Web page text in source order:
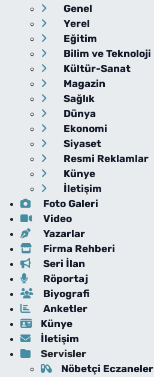
Genel
Yerel
Eğitim
Bilim ve Teknoloji
Kültür-Sanat
Magazin
Sağlık
Dünya
Ekonomi
Siyaset
Resmi Reklamlar
Künye
İletişim
Foto Galeri
Video
Yazarlar
Firma Rehberi
Seri İlan
Röportaj
Biyografi
Anketler
Künye
İletişim
Servisler
Nöbetçi Eczaneler